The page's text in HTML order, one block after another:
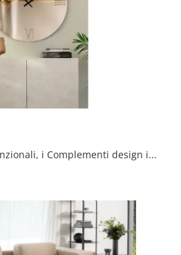
Assai versatili e multifunzionali, i Complementi design in vetro rispondono a funzioni disparate: ultimano le doti pratiche e l'estetica del locale.